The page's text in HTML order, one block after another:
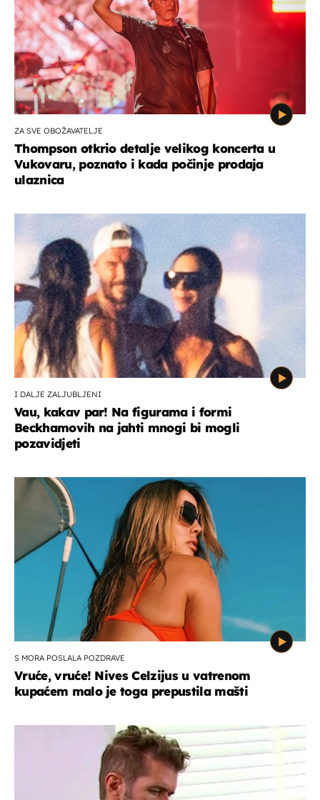
ZA SVE OBOŽAVATELJE
Thompson otkrio detalje velikog koncerta u
Vukovaru, poznato i kada počinje prodaja
ulaznica
I DALJE ZALJUBLJENI
Vau, kakav par! Na figurama i formi
Beckhamovih na jahti mnogi bi mogli
pozavidjeti
S MORA POSLALA POZDRAVE
Vruće, vruće! Nives Celzijus u vatrenom
kupaćem malo je toga prepustila mašti